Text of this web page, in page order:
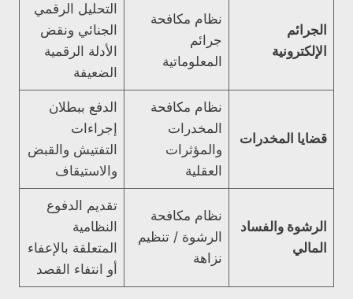
الجرائم
الإلكترونية
نظام مكافحة
جرائم
المعلوماتية
التحليل الرقمي
الجنائي ونقض
الأدلة الرقمية
الضعيفة
قضايا المخدرات
نظام مكافحة
المخدرات
والمؤثرات
العقلية
الدفع ببطلان
إجراءات
التفتيش والقبض
والاستيقاف
الرشوة والفساد
المالي
نظام مكافحة
الرشوة / تنظيم
نزاهة
تقديم الدفوع
النظامية
المتعلقة بالإعفاء
أو انتفاء القصد